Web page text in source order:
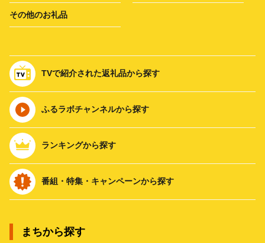
その他のお礼品
TVで紹介された返礼品から探す
ふるラボチャンネルから探す
ランキングから探す
番組・特集・キャンペーンから探す
まちから探す